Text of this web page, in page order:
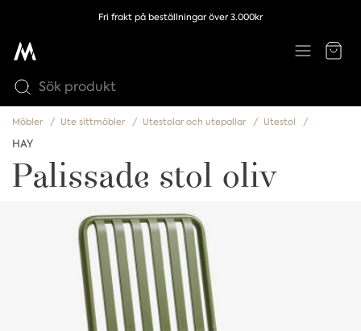
Fri frakt på beställningar över 3.000kr
Möbler Ute sittmöbler Utestolar och utepallar Utestol
HAY
Palissade stol oliv